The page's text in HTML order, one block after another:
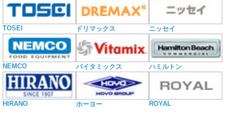
TOSEI ドリマックス ニッセイ
NEMCO バイタミックス ハミルトン
HIRANO ホーヨー ROYAL